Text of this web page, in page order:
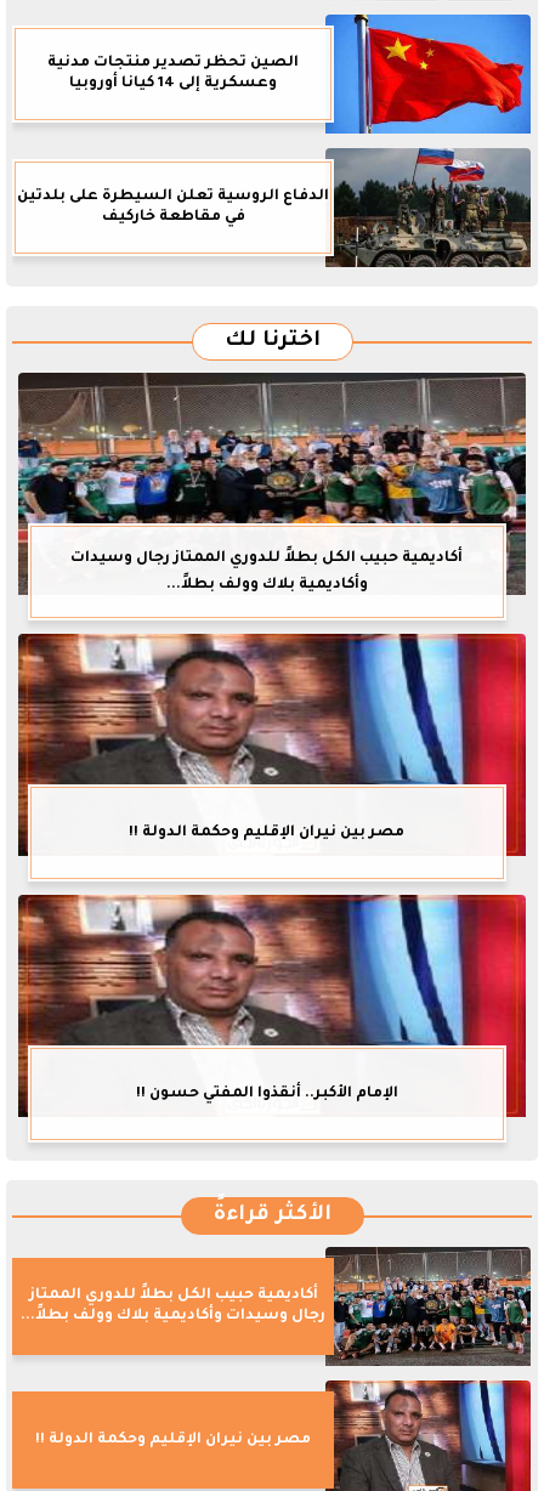
الصين تحظر تصدير منتجات مدنية
وعسكرية إلى 14 كيانا أوروبيا
الدفاع الروسية تعلن السيطرة على بلدتين
في مقاطعة خاركيف
اخترنا لك
أكاديمية حبيب الكل بطلاً للدوري الممتاز رجال وسيدات
وأكاديمية بلاك وولف بطلاً...
مصر بين نيران الإقليم وحكمة الدولة !!
الإمام الأكبر.. أنقذوا المفتي حسون !!
الأكثر قراءةً
أكاديمية حبيب الكل بطلاً للدوري الممتاز
رجال وسيدات وأكاديمية بلاك وولف بطلاً...
مصر بين نيران الإقليم وحكمة الدولة !!